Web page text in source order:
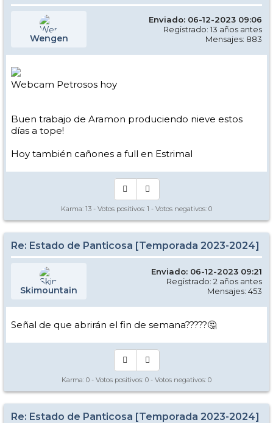
Wengen
Enviado: 06-12-2023 09:06
Registrado: 13 años antes
Mensajes: 883
Webcam Petrosos hoy
Buen trabajo de Aramon produciendo nieve estos
días a tope!
Hoy también cañones a full en Estrimal
Karma: 13 - Votos positivos: 1 - Votos negativos: 0
Re: Estado de Panticosa [Temporada 2023-2024]
Skimountain
Enviado: 06-12-2023 09:21
Registrado: 2 años antes
Mensajes: 453
Señal de que abrirán el fin de semana?????🤔
Karma: 0 - Votos positivos: 0 - Votos negativos: 0
Re: Estado de Panticosa [Temporada 2023-2024]